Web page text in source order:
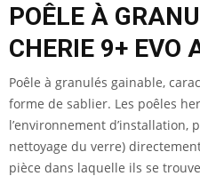
POÊLE À
CHERIE 9+ EVO
Poêle à granulés gainable,
forme de sablier. Les poêles
l’environnement d’installation,
nettoyage du verre)
pièce dans laquelle ils se